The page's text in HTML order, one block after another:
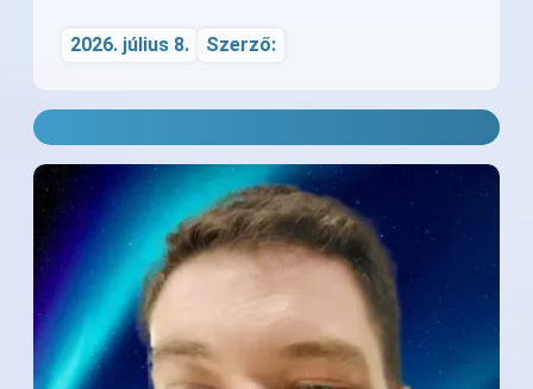
2026. július 8. Szerző: